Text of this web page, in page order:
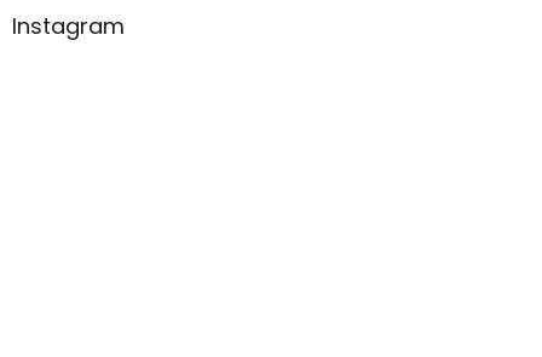
Instagram